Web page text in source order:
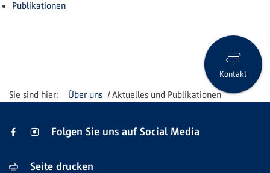
Publikationen
Über uns Aktuelles und Publikationen
Kontakt
Folgen Sie uns auf Social Media
Seite drucken